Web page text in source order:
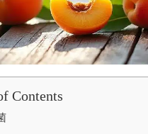
Contents